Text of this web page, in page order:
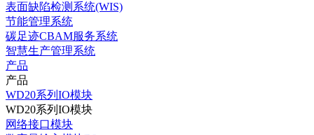
表面缺陷检测系统(WIS)
节能管理系统
碳足迹CBAM服务系统
智慧生产管理系统
产品
产品
WD20系列IO模块
WD20系列IO模块
网络接口模块